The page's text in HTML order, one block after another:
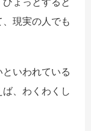
現実の人でも
いわれている
、わくわくし